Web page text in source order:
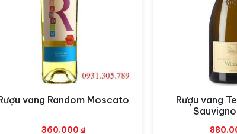
Xem nhanh
vang Random Moscato
360.000 ₫
Xem
Rượu vang